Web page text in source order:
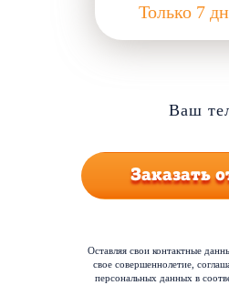
Только 7
Заказать
Оставляя свои контактные
свое совершеннолетие,
персональных данных в